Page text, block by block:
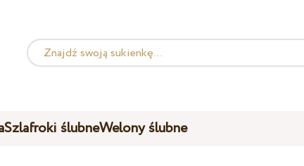
Szlafroki ślubneWelony ślubne